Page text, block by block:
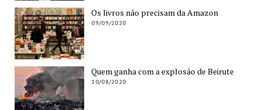
Os livros não precisam da Amazon
09/09/2020
Quem ganha com a explosão de Beirute
10/08/2020